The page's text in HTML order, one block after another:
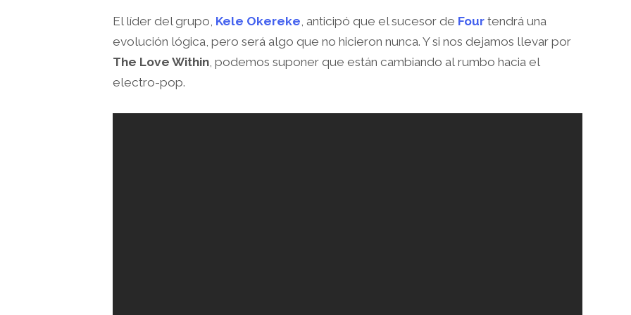
El líder del grupo, Kele Okereke , anticipó que el sucesor de Four tendrá una
evolución lógica, pero será algo que no hicieron nunca. Y si nos dejamos llevar por
The Love Within , podemos suponer que están cambiando al rumbo hacia el
electro-pop.